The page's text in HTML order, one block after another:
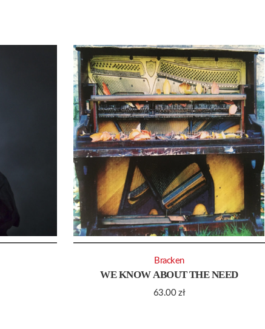
WE KNOW ABOUT THE NEED
63.00zł
Bracken